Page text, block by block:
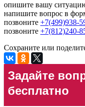
опишите вашу
напишите вопрос в
позвоните +7(499)938-
позвоните +7(812)240-
Сохраните или